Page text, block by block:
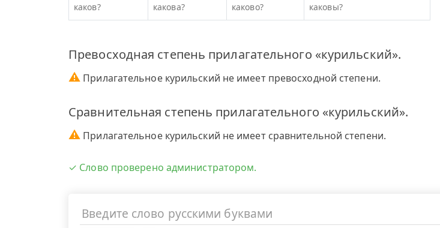
каков? какова? каково? каковы?
Превосходная степень прилагательного «курильский».
⚠ Прилагательное курильский не имеет превосходной степени.
Сравнительная степень прилагательного «курильский».
⚠ Прилагательное курильский не имеет сравнительной степени.
✓ Слово проверено администратором.